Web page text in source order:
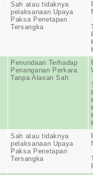
Sah atau tidaknya
pelaksanaan Upaya
Paksa Penetapan
Tersangka
Penundaan Terhadap
Penanganan Perkara
Tanpa Alasan Sah
Sah atau tidaknya
pelaksanaan Upaya
Paksa Penetapan
Tersangka